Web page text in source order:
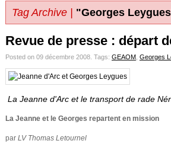
Tag Archive | "Georges
Revue de presse : départ
Posted on 09 décembre 2008. Tags: GEAOM Georges
La Jeanne d'Arc et le transport de rade
La Jeanne et le Georges repartent en mission
par LV Thomas Letournel